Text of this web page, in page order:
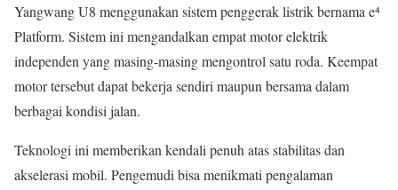
Yangwang U8 menggunakan sistem penggerak listrik bernama e⁴
Platform. Sistem ini mengandalkan empat motor elektrik
independen yang masing-masing mengontrol satu roda. Keempat
motor tersebut dapat bekerja sendiri maupun bersama dalam
berbagai kondisi jalan.
Teknologi ini memberikan kendali penuh atas stabilitas dan
akselerasi mobil. Pengemudi bisa menikmati pengalaman